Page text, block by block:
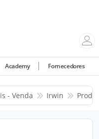
Academy Fornecedores
- Venda Irwin